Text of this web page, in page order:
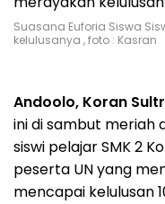
Suasana Euforia Siswa
kelulusanya , foto : Kasran
Andoolo, Koran
ini di sambut meriah
siswi pelajar SMK 2
peserta UN yang
mencapai kelulusan